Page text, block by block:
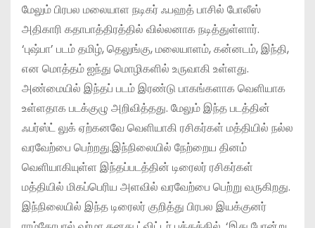
மேலும் பிரபல மலையாள நடிகர் ஃபஹத் பாசில் போலீஸ்
அதிகாரி கதாபாத்திரத்தில் வில்லனாக நடித்துள்ளார்.
‘புஷ்பா’ படம் தமிழ், தெலுங்கு, மலையாளம், கன்னடம், இந்தி,
என மொத்தம் ஐந்து மொழிகளில் உருவாகி உள்ளது.
அண்மையில் இந்தப் படம் இரண்டு பாகங்களாக வெளியாக
உள்ளதாக படக்குழு அறிவித்தது. மேலும் இந்த படத்தின்
ஃபர்ஸ்ட் லுக் ஏற்கனவே வெளியாகி ரசிகர்கள் மத்தியில் நல்ல
வரவேற்பை பெற்றது.இந்நிலையில் நேற்றைய தினம்
வெளியாகியுள்ள இந்தப்படத்தின் டிரைலர் ரசிகர்கள்
மத்தியில் மிகப்பெரிய அளவில் வரவேற்பை பெற்று வருகிறது.
இந்நிலையில் இந்த டிரைலர் குறித்து பிரபல இயக்குனர்